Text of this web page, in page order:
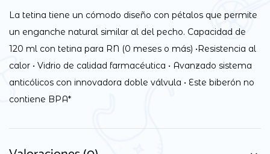
La tetina tiene un cómodo diseño con pétalos que permite
un enganche natural similar al del pecho. Capacidad de
120 ml con tetina para RN (0 meses o más) •Resistencia al
calor • Vidrio de calidad farmacéutica • Avanzado sistema
anticólicos con innovadora doble válvula • Este biberón no
contiene BPA*